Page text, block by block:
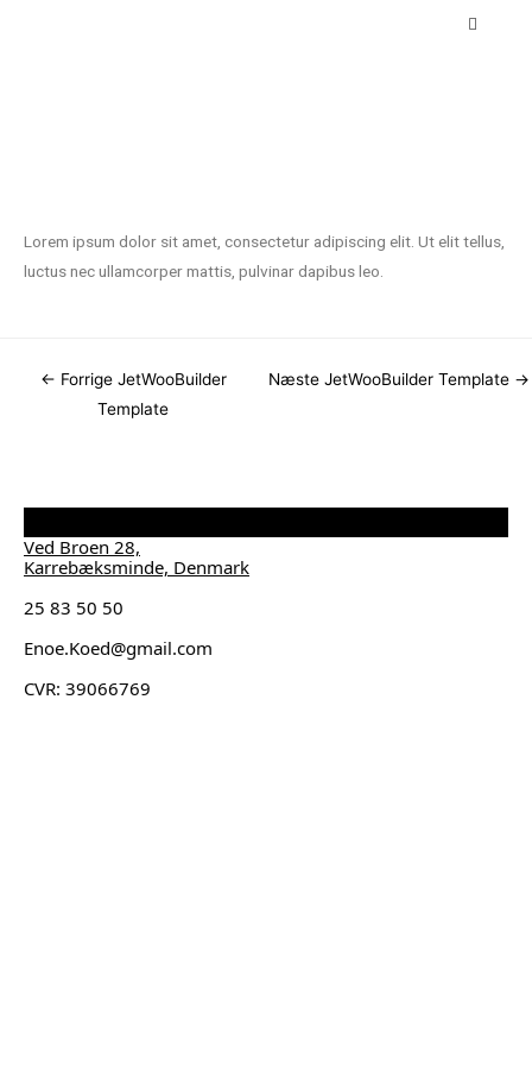
Lorem ipsum dolor sit amet, consectetur adipiscing elit. Ut elit tellus,
luctus nec ullamcorper mattis, pulvinar dapibus leo.
← Forrige JetWooBuilder
Template
Næste JetWooBuilder Template →
Ved Broen 28,
Karrebæksminde, Denmark
25 83 50 50
Enoe.Koed@gmail.com
CVR: 39066769